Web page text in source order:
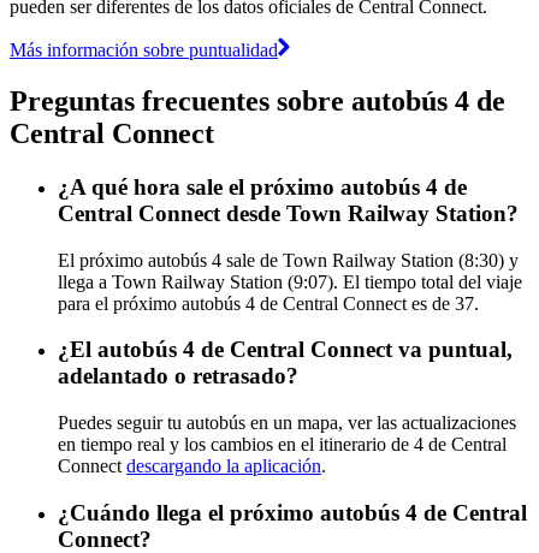
pueden ser diferentes de los datos oficiales de Central Connect.
Más información sobre puntualidad
Preguntas frecuentes sobre autobús 4 de
Central Connect
¿A qué hora sale el próximo autobús 4 de
Central Connect desde Town Railway Station?
El próximo autobús 4 sale de Town Railway Station (8:30) y
llega a Town Railway Station (9:07). El tiempo total del viaje
para el próximo autobús 4 de Central Connect es de 37.
¿El autobús 4 de Central Connect va puntual,
adelantado o retrasado?
Puedes seguir tu autobús en un mapa, ver las actualizaciones
en tiempo real y los cambios en el itinerario de 4 de Central
Connect descargando la aplicación.
¿Cuándo llega el próximo autobús 4 de Central
Connect?